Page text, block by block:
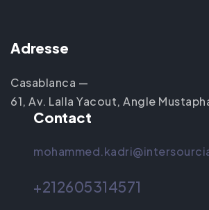
Adresse
Casablanca —
61, Av. Lalla Yacout, Angle
Contact
+212605314571